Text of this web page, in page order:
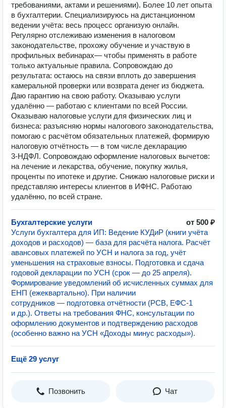
требованиями, актами и решениями). Более 10 лет опыта
в бухгалтерии. Специализируюсь на дистанционном
ведении учёта: весь процесс организую онлайн.
Регулярно отслеживаю изменения в налоговом
законодательстве, прохожу обучение и участвую в
профильных вебинарах— чтобы применять в работе
только актуальные правила. Сопровождаю до
результата: остаюсь на связи вплоть до завершения
камеральной проверки или возврата денег из бюджета.
Даю гарантию на свою работу. Оказываю услуги
удалённо — работаю с клиентами по всей России.
Оказываю налоговые услуги для физических лиц и
бизнеса: разъясняю нормы налогового законодательства,
помогаю с расчётом обязательных платежей, формирую
налоговую отчётность — в том числе декларацию
3‑НДФЛ. Сопровождаю оформление налоговых вычетов:
на лечение и лекарства, обучение, покупку жилья,
проценты по ипотеке и другие. Снижаю налоговые риски и
представляю интересы клиентов в ИФНС. Работаю
удалённо, по всей стране.
Бухгалтерские услуги
от 500 ₽
Услуги бухгалтера для ИП: Ведение КУДиР (книги учёта
доходов и расходов) — база для расчёта налога. Расчёт
авансовых платежей по УСН и налога за год, учёт
уменьшения на страховые взносы. Подготовка и сдача
годовой декларации по УСН (срок — до 25 апреля).
Формирование уведомлений об исчисленных суммах для
ЕНП (ежеквартально). При наличии
сотрудников — подготовка отчётности (РСВ, ЕФС‑1
и др.). Ответы на требования ФНС, консультации по
оформлению документов и подтверждению расходов
(особенно важно на УСН «Доходы минус расходы»).
Ещё 29 услуг
Позвонить Чат